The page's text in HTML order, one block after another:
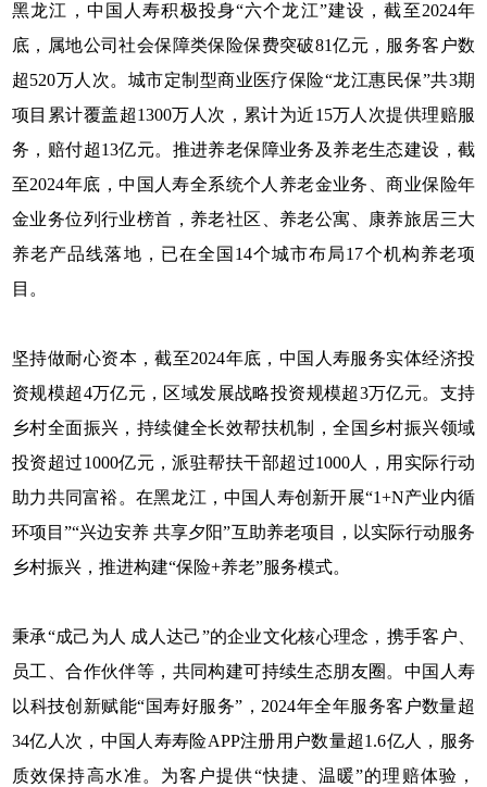
黑龙江，中国人寿积极投身“六个龙江”建设，截至2024年
底，属地公司社会保障类保险保费突破81亿元，服务客户数
超520万人次。城市定制型商业医疗保险“龙江惠民保”共3期
项目累计覆盖超1300万人次，累计为近15万人次提供理赔服
务，赔付超13亿元。推进养老保障业务及养老生态建设，截
至2024年底，中国人寿全系统个人养老金业务、商业保险年
金业务位列行业榜首，养老社区、养老公寓、康养旅居三大
养老产品线落地，已在全国14个城市布局17个机构养老项
目。
坚持做耐心资本，截至2024年底，中国人寿服务实体经济投
资规模超4万亿元，区域发展战略投资规模超3万亿元。支持
乡村全面振兴，持续健全长效帮扶机制，全国乡村振兴领域
投资超过1000亿元，派驻帮扶干部超过1000人，用实际行动
助力共同富裕。在黑龙江，中国人寿创新开展“1+N产业内循
环项目”“兴边安养 共享夕阳”互助养老项目，以实际行动服务
乡村振兴，推进构建“保险+养老”服务模式。
秉承“成己为人 成人达己”的企业文化核心理念，携手客户、
员工、合作伙伴等，共同构建可持续生态朋友圈。中国人寿
以科技创新赋能“国寿好服务”，2024年全年服务客户数量超
34亿人次，中国人寿寿险APP注册用户数量超1.6亿人，服务
质效保持高水准。为客户提供“快捷、温暖”的理赔体验，